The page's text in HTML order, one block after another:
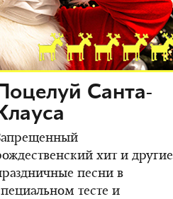
Санта-
хит и другие
песни в
тесте и